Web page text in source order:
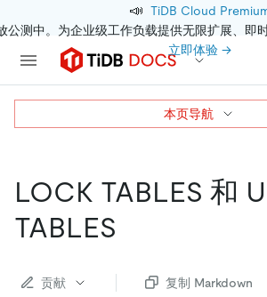
📣 TiDB Cloud
公测中。为企业级工作负载提供无限扩展、即
立即体验 →
LOCK TABLES 和
TABLES
贡献
复制 Markdown
本页导航